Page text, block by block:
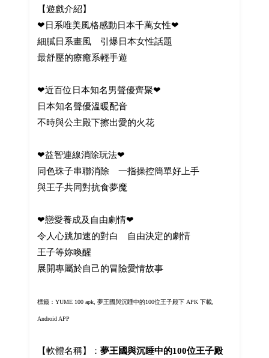
【遊戲介紹】
❤日系唯美風格感動日本千萬女性❤
細膩日系畫風 引爆日本女性話題
最舒壓的療癒系輕手遊
❤近百位日本知名男聲優齊聚❤
日本知名聲優溫暖配音
不時與公主殿下擦出愛的火花
❤益智連線消除玩法❤
同色珠子串聯消除 一指操控簡單好上手
與王子共同對抗食夢魔
❤戀愛養成及自由劇情❤
令人心跳加速的對白 自由決定的劇情
王子等妳喚醒
展開專屬於自己的冒險愛情故事
標籤：YUME 100 apk, 夢王國與沉睡中的100位王子殿下 APK 下載,
Android APP
【軟體名稱】： 夢王國與沉睡中的100位王子殿